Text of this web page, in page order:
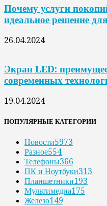
Почему услуги
идеальное решение
26.04.2024
Экран LED:
современных
19.04.2024
ПОПУЛЯРНЫЕ КАТЕГОРИИ
Новости5973
Разное554
Телефоны366
ПК и Ноутбуки313
Планшетники193
Мультимедиа175
Железо149